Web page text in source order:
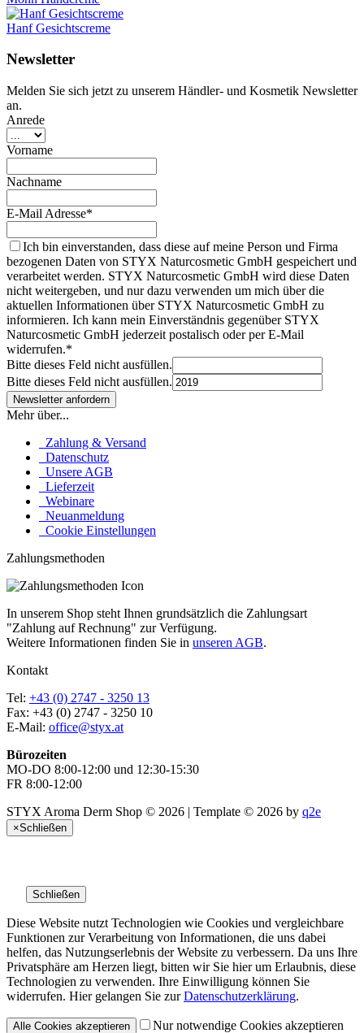
Hanf Gesichtscreme
Newsletter
Melden Sie sich jetzt zu unserem Händler- und Kosmetik Newsletter
an.
Anrede
Vorname
Nachname
E-Mail Adresse*
Ich bin einverstanden, dass diese auf meine Person und Firma
bezogenen Daten von STYX Naturcosmetic GmbH gespeichert und
verarbeitet werden. STYX Naturcosmetic GmbH wird diese Daten
nicht weitergeben, und nur dazu verwenden um mich über die
aktuellen Informationen über STYX Naturcosmetic GmbH zu
informieren. Ich kann mein Einverständnis gegenüber STYX
Naturcosmetic GmbH jederzeit postalisch oder per E-Mail
widerrufen.*
Bitte dieses Feld nicht ausfüllen.
Bitte dieses Feld nicht ausfüllen.
Mehr über...
Zahlung & Versand
Datenschutz
Unsere AGB
Lieferzeit
Webinare
Neuanmeldung
Cookie Einstellungen
Zahlungsmethoden
In unserem Shop steht Ihnen grundsätzlich die Zahlungsart
"Zahlung auf Rechnung" zur Verfügung.
Weitere Informationen finden Sie in unseren AGB.
Kontakt
Tel: +43 (0) 2747 - 3250 13
Fax: +43 (0) 2747 - 3250 10
E-Mail: office@styx.at
Bürozeiten
MO-DO 8:00-12:00 und 12:30-15:30
FR 8:00-12:00
STYX Aroma Derm Shop © 2026 | Template © 2026 by q2e
×Schließen
Schließen
Diese Website nutzt Technologien wie Cookies und vergleichbare
Funktionen zur Verarbeitung von Informationen, die uns dabei
helfen, das Nutzungserlebnis der Website zu verbessern. Da uns Ihre
Privatsphäre am Herzen liegt, bitten wir Sie hier um Erlaubnis, diese
Technologien zu verwenden. Ihre Einwilligung können Sie
widerrufen. Hier gelangen Sie zurDatenschutzerklärung.
Alle Cookies akzeptieren Nur notwendige Cookies akzeptieren